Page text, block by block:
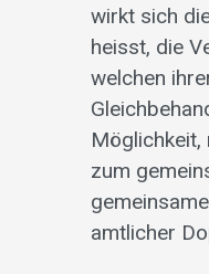
wirkt sich
heisst, die
welchen
Möglichkeit,
zum
amtlicher